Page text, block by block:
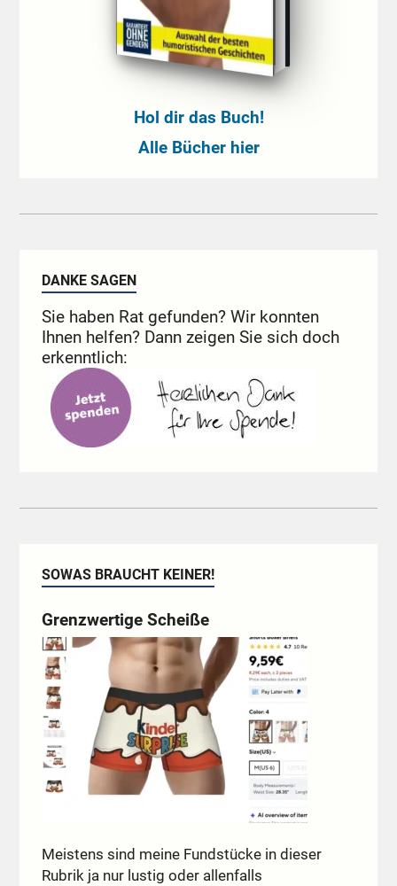
Hol dir das Buch!
Alle Bücher hier
DANKE SAGEN
Sie haben Rat gefunden? Wir konnten
Ihnen helfen? Dann zeigen Sie sich doch
erkenntlich:
SOWAS BRAUCHT KEINER!
Grenzwertige Scheiße
Meistens sind meine Fundstücke in dieser
Rubrik ja nur lustig oder allenfalls